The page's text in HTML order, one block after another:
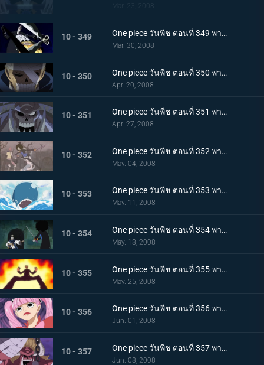
Mar. 23, 2008
10 - 349 One piece วันพีช ตอนที่ 349 พากย์ไทย วิกฤติของลูฟี่! ปลายทางของเงาสุดแกร่ง!
Mar. 30, 2008
10 - 350 One piece วันพีช ตอนที่ 350 พากย์ไทย นักรบที่ถูกเรียกว่าปีศาจ!! เวลาคืนชีพของออส
Apr. 20, 2008
10 - 351 One piece วันพีช ตอนที่ 351 พากย์ไทย ลืมตาในรอบ 500 ปี!! ออสคืนชีพ!!
Apr. 27, 2008
10 - 352 One piece วันพีช ตอนที่ 352 พากย์ไทย ขอชีวิตด้วยปณิธาน!! บรูคปกป้องผมอัพโฟร์
May. 04, 2008
10 - 353 One piece วันพีช ตอนที่ 353 พากย์ไทย สัญญาลูกผู้ชายไม่มีวันตาย!! แด่เพื่อนที่อยู่อีกฟากฟ้า
May. 11, 2008
10 - 354 One piece วันพีช ตอนที่ 354 พากย์ไทย จะไปหาแน่นอน!! แหลมแห่งคำสัญญากับบรู๊ค
May. 18, 2008
10 - 355 One piece วันพีช ตอนที่ 355 พากย์ไทย ของกิน นามิ และเงา!! การเอาคืนครั้งใหญ่ของลูฟี่
May. 25, 2008
10 - 356 One piece วันพีช ตอนที่ 356 พากย์ไทย อุซปสุดแกร่ง!! เรื่องด้านลบต้องยกให้ฉัน
Jun. 01, 2008
10 - 357 One piece วันพีช ตอนที่ 357 พากย์ไทย กวาดเกลี้ยงเจเนรัลซอมบี้!! ออสอยากออกผจญภัย!!
Jun. 08, 2008